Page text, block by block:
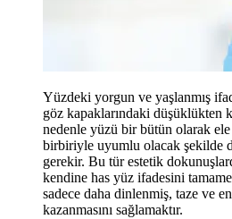
Yüzdeki yorgun ve yaşlanmış
göz kapaklarındaki düşüklükten
nedenle yüzü bir bütün olarak
birbiriyle uyumlu olacak şekilde
gerekir. Bu tür estetik
kendine has yüz ifadesini
sadece daha dinlenmiş, taze ve
kazanmasını sağlamaktır.